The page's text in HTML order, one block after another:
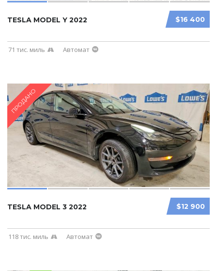
$16 400
TESLA MODEL Y 2022
71 тис. миль Автомат
ПРОДАНО
$12 900
TESLA MODEL 3 2022
118 тис. миль Автомат